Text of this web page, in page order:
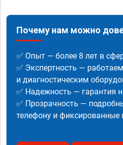
Почему нам можно
✅ Опыт — более 8 лет в
✅ Экспертность —
и диагностическим
✅ Надежность — гарантия
✅ Прозрачность —
телефону и фиксированные